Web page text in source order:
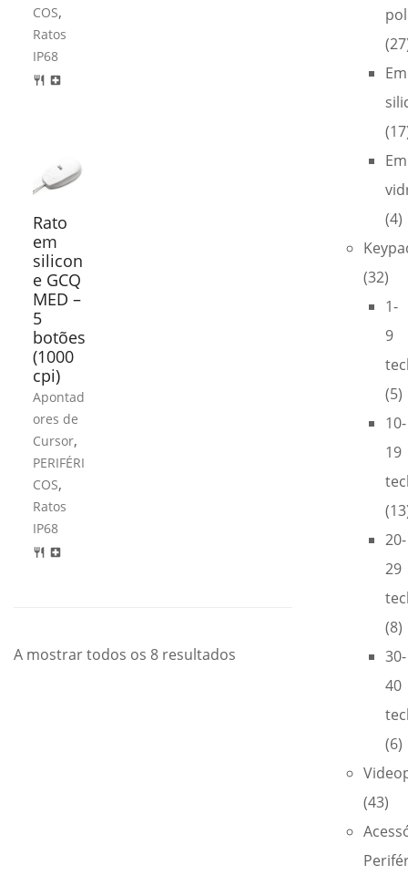
COS,
Ratos
IP68
restaurant local_hospital
Rato
em
silicon
e GCQ
MED –
5
botões
(1000
cpi)
Apontad
ores de
Cursor,
PERIFÉRI
COS,
Ratos
IP68
restaurant local_hospital
A mostrar todos os 8 resultados
Em
Em
(4)
(32)
1-
9
(5)
10-
19
20-
29
(8)
30-
40
(6)
(43)